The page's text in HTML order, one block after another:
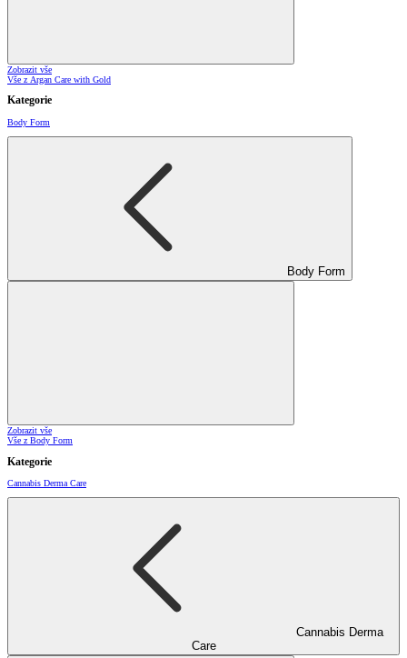
Zobrazit vše
Vše z Argan Care with Gold
Kategorie
Body Form
Body Form
Zobrazit vše
Vše z Body Form
Kategorie
Cannabis Derma Care
Cannabis Derma
Care